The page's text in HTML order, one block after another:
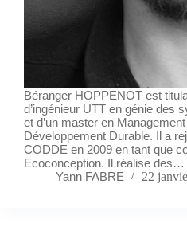
Béranger HOPPENOT est
d’ingénieur UTT en génie des
et d’un master en
Développement Durable. Il a
CODDE en 2009 en tant que
Ecoconception. Il réalise des…
Yann FABRE
22